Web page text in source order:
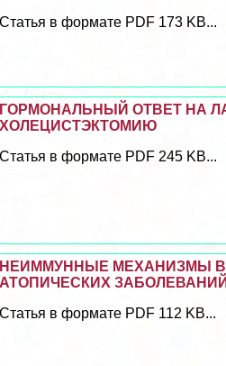
Статья в формате PDF 173 KB...
ГОРМОНАЛЬНЫЙ ОТВЕТ НА
ХОЛЕЦИСТЭКТОМИЮ
Статья в формате PDF 245 KB...
НЕИММУННЫЕ МЕХАНИЗМЫ В
АТОПИЧЕСКИХ ЗАБОЛЕВАНИЙ
Статья в формате PDF 112 KB...